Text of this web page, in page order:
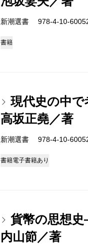
新潮選書 978-4-10-
書籍
現代史の中で
高坂正堯／著
新潮選書 978-4-10-
書籍電子書籍あり
貨幣の思想
内山節／著